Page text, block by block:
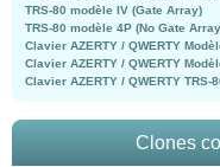
TRS-80 modèle IV (Gate Array)
TRS-80 modèle 4P (No Gate
Clavier AZERTY / QWERTY
Clavier AZERTY / QWERTY
Clavier AZERTY / QWERTY TRS-
Clones